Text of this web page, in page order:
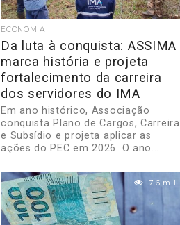
ECONOMIA
Da luta à conquista: ASSIMA
marca história e projeta
fortalecimento da carreira
dos servidores do IMA
Em ano histórico, Associação
conquista Plano de Cargos, Carreira
e Subsídio e projeta aplicar as
ações do PEC em 2026. O ano...
7.6 mil